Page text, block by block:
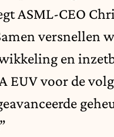
ASML-CEO
versnellen
en
EUV voor de